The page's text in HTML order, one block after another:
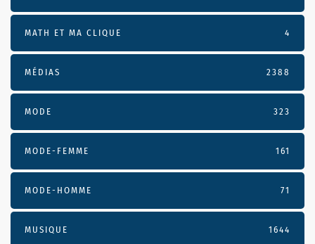
MATH ET MA CLIQUE 4
MÉDIAS 2388
MODE 323
MODE-FEMME 161
MODE-HOMME 71
MUSIQUE 1644